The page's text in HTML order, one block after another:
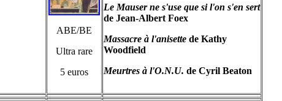
ABE/BE
Ultra rare
5 euros
Le Mauser ne s'use que si l'on s'en sert
de Jean-Albert Foex
Massacre à l'anisette de Kathy
Woodfield
Meurtres à l'O.N.U. de Cyril Beaton